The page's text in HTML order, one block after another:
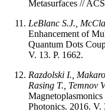
Metasurfaces //
LeBlanc S.J.,
Enhancement of
Quantum Dots
V. 13. P. 1662.
Razdolski I.,
Rasing T., Temnov
Photonics. 2016. V.